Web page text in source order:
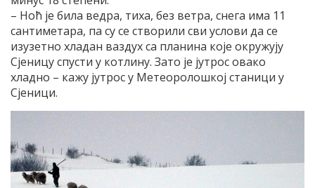
– Ноћ је била ведра, тиха, без ветра, снега има 11
сантиметара, па су се створили сви услови да се
изузетно хладан ваздух са планина које окружују
Сјеницу спусти у котлину. Зато је јутрос овако
хладно – кажу јутрос у Метеоролошкој станици у
Сјеници.